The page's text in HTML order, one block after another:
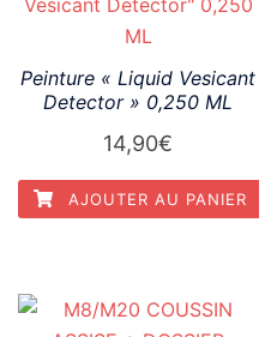
Peinture « Liquid Vesicant
Detector » 0,250 ML
14,90€
AJOUTER AU PANIER